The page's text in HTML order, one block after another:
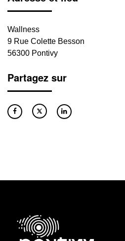
Wallness
9 Rue Colette Besson
56300 Pontivy
Partagez sur